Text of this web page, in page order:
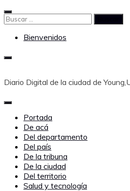
Saltar
al
Buscar:
Bienvenidos
Diario Digital de la ciudad de
Portada
De acá
Del departamento
Del país
De la tribuna
De la ciudad
Del territorio
Salud y tecnología